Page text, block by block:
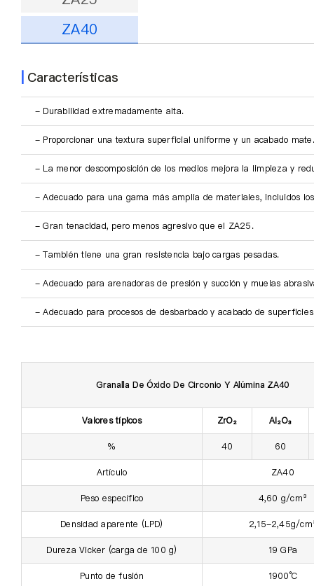
ES
ZA40
Características
- Durabilidad extremadamente alta.
- Proporcionar una textura superficial uniforme y un acabado mate.
- La menor descomposición de los medios mejora la limpieza y
- Adecuado para una gama más amplia de materiales, incluidos
- Gran tenacidad, pero menos agresivo que el ZA25.
- También tiene una gran resistencia bajo cargas pesadas.
- Adecuado para arenadoras de presión y succión y muelas
- Adecuado para procesos de desbarbado y acabado de
Granalla De Óxido De Circonio Y Alúmina ZA40
Valores típicos ZrO₂ Al₂O₃
% 40 60
Artículo ZA40
Peso específico 4,60 g/cm³
Densidad aparente (LPD) 2,15-2,45g/
Dureza Vicker (carga de 100 g) 19 GPa
Punto de fusión 1900°C